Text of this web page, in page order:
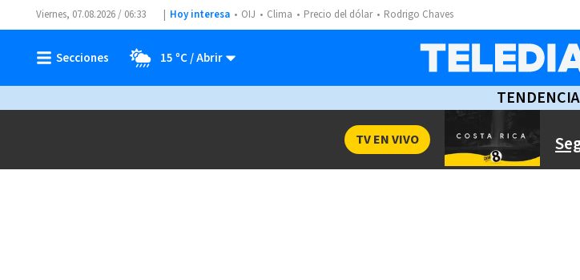
Viernes, 07.08.2026 / 06:33 Hoy interesa OIJ Clima Precio del dólar Rodrigo Chaves
15 ºC
TENDENCIA
TV EN VIVO